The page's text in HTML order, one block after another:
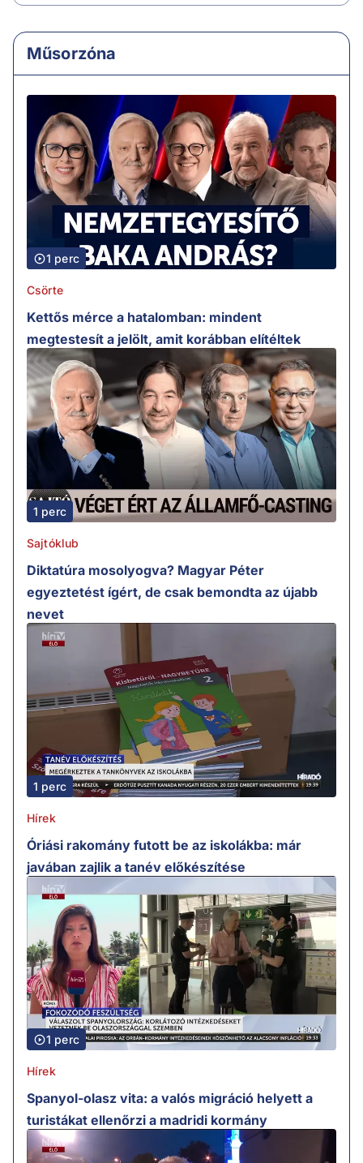
Műsorzóna
1 perc
Csörte
Kettős mérce a hatalomban: mindent
megtestesít a jelölt, amit korábban elítéltek
1 perc
Sajtóklub
Diktatúra mosolyogva? Magyar Péter
egyeztetést ígért, de csak bemondta az újabb
nevet
1 perc
Hírek
Óriási rakomány futott be az iskolákba: már
javában zajlik a tanév előkészítése
1 perc
Hírek
Spanyol-olasz vita: a valós migráció helyett a
turistákat ellenőrzi a madridi kormány